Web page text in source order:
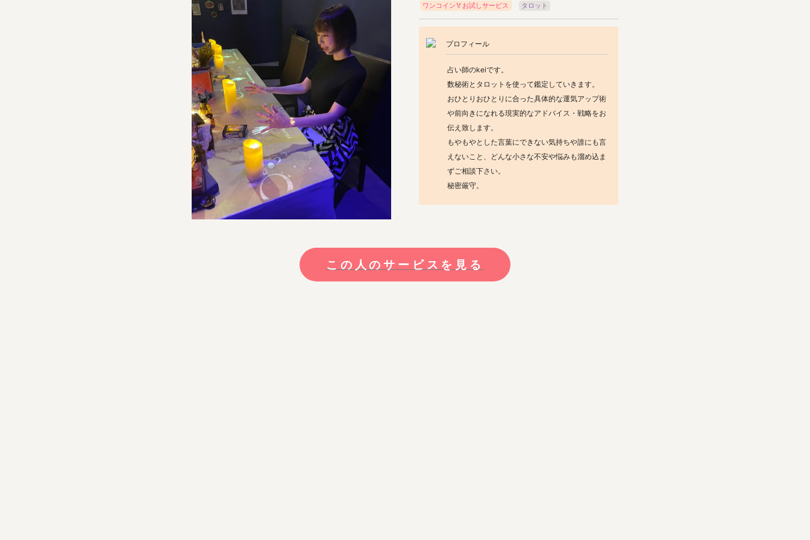
ワンコイン🏅お試しサービス タロット
プロフィール
占い師のkeiです。
数秘術とタロットを使って鑑定していきます。
おひとりおひとりに合った具体的な運気アップ術
や前向きになれる現実的なアドバイス・戦略をお
伝え致します。
もやもやとした言葉にできない気持ちや誰にも言
えないこと、どんな小さな不安や悩みも溜め込ま
ずご相談下さい。
秘密厳守。
この人のサービスを見る